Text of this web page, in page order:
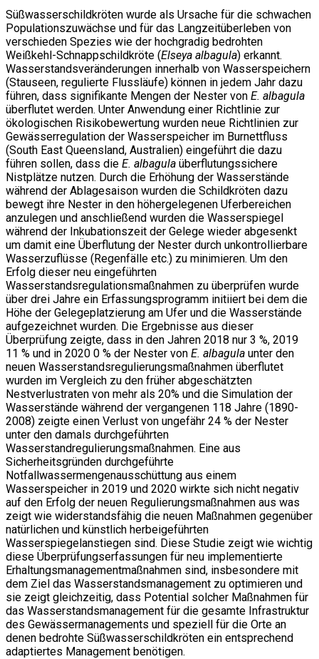
Süßwasserschildkröten wurde als Ursache für die schwachen
Populationszuwächse und für das Langzeitüberleben von
verschieden Spezies wie der hochgradig bedrohten
Weißkehl-Schnappschildkröte (Elseya albagula) erkannt.
Wasserstandsveränderungen innerhalb von Wasserspeichern
(Stauseen, regulierte Flussläufe) können in jedem Jahr dazu
führen, dass signifikante Mengen der Nester von E. albagula
überflutet werden. Unter Anwendung einer Richtlinie zur
ökologischen Risikobewertung wurden neue Richtlinien zur
Gewässerregulation der Wasserspeicher im Burnettfluss
(South East Queensland, Australien) eingeführt die dazu
führen sollen, dass die E. albagula überflutungssichere
Nistplätze nutzen. Durch die Erhöhung der Wasserstände
während der Ablagesaison wurden die Schildkröten dazu
bewegt ihre Nester in den höhergelegenen Uferbereichen
anzulegen und anschließend wurden die Wasserspiegel
während der Inkubationszeit der Gelege wieder abgesenkt
um damit eine Überflutung der Nester durch unkontrollierbare
Wasserzuflüsse (Regenfälle etc.) zu minimieren. Um den
Erfolg dieser neu eingeführten
Wasserstandsregulationsmaßnahmen zu überprüfen wurde
über drei Jahre ein Erfassungsprogramm initiiert bei dem die
Höhe der Gelegeplatzierung am Ufer und die Wasserstände
aufgezeichnet wurden. Die Ergebnisse aus dieser
Überprüfung zeigte, dass in den Jahren 2018 nur 3 %, 2019
11 % und in 2020 0 % der Nester von E. albagula unter den
neuen Wasserstandsregulierungsmaßnahmen überflutet
wurden im Vergleich zu den früher abgeschätzten
Nestverlustraten von mehr als 20% und die Simulation der
Wasserstände während der vergangenen 118 Jahre (1890-
2008) zeigte einen Verlust von ungefähr 24 % der Nester
unter den damals durchgeführten
Wasserstandregulierungsmaßnahmen. Eine aus
Sicherheitsgründen durchgeführte
Notfallwassermengenausschüttung aus einem
Wasserspeicher in 2019 und 2020 wirkte sich nicht negativ
auf den Erfolg der neuen Regulierungsmaßnahmen aus was
zeigt wie widerstandsfähig die neuen Maßnahmen gegenüber
natürlichen und künstlich herbeigeführten
Wasserspiegelanstiegen sind. Diese Studie zeigt wie wichtig
diese Überprüfungserfassungen für neu implementierte
Erhaltungsmanagementmaßnahmen sind, insbesondere mit
dem Ziel das Wasserstandsmanagement zu optimieren und
sie zeigt gleichzeitig, dass Potential solcher Maßnahmen für
das Wasserstandsmanagement für die gesamte Infrastruktur
des Gewässermanagements und speziell für die Orte an
denen bedrohte Süßwasserschildkröten ein entsprechend
adaptiertes Management benötigen.